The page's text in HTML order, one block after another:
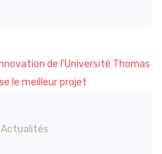
Actualités